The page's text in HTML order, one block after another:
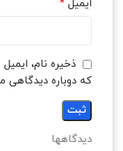
دیدگاهها
ایمیل *
ذخیره نام،
که دوباره دیدگاهی